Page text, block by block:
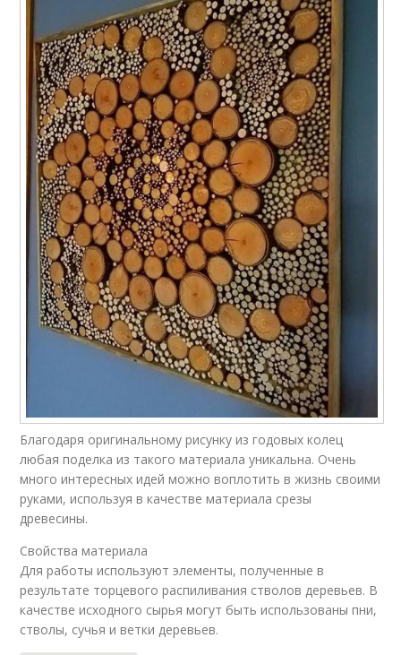
Благодаря оригинальному рисунку из годовых колец
любая поделка из такого материала уникальна. Очень
много интересных идей можно воплотить в жизнь своими
руками, используя в качестве материала срезы
древесины.
Свойства материала
Для работы используют элементы, полученные в
результате торцевого распиливания стволов деревьев. В
качестве исходного сырья могут быть использованы пни,
стволы, сучья и ветки деревьев.